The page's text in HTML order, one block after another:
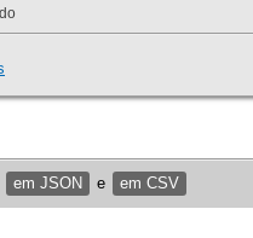
em JSON e em CSV